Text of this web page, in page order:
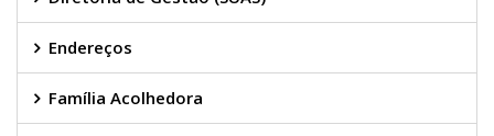
Endereços
Família Acolhedora